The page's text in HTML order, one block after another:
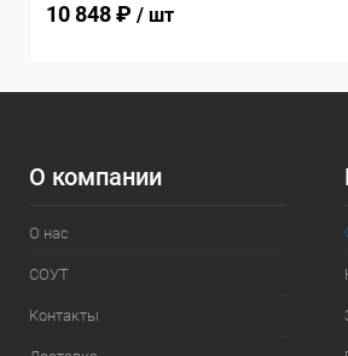
10 848 ₽ / шт
О компании
О нас
СОУТ
Контакты